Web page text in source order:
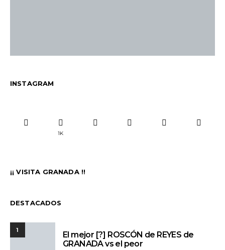
INSTAGRAM
1K
¡¡ VISITA GRANADA !!
DESTACADOS
1
El mejor [?] ROSCÓN de REYES de
GRANADA vs el peor